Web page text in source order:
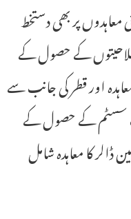
معاہدوں پر بھی دستخط
کے حصول کے
بلین ڈالر کا معاہدہ اور قطر کی جانب سے
کرافٹ سسٹم کے حصول کے
ایٹمکس کے ساتھ تقریباً 2 بلین ڈالر کا معاہدہ شامل